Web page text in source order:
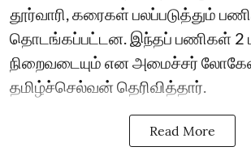
தூர்வாரி, கரைகள் பலப்படுத்தும்
தொடங்கப்பட்டன. இந்தப் பணிகள் 2
நிறைவடையும் என அமைச்சர்
தமிழ்ச்செல்வன் தெரிவித்தார்.
Read More